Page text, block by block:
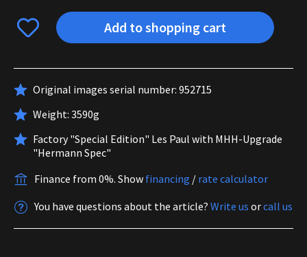
Add to shopping cart
Original images serial number: 952715
Weight: 3590g
Factory "Special Edition" Les Paul with MHH-Upgrade
"Hermann Spec"
Finance from 0%. Show financing / rate calculator
You have questions about the article? Write us orcall us